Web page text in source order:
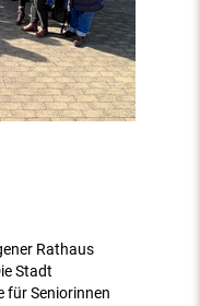
Rathaus
Stadt
für Seniorinnen